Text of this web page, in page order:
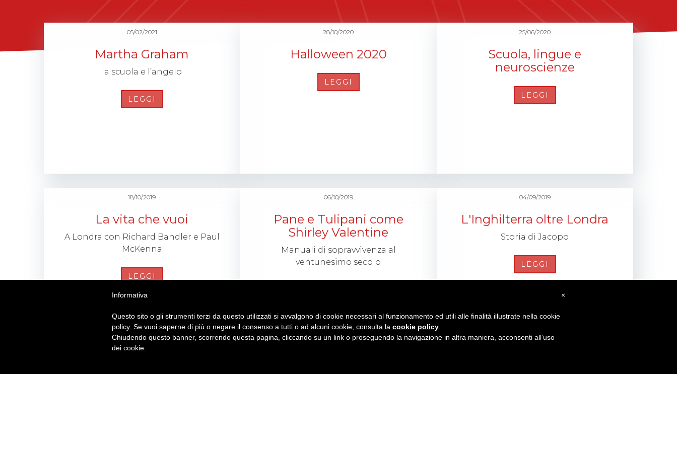
05/02/2021
Martha Graham
la scuola e l’angelo
LEGGI
28/10/2020
Halloween 2020
LEGGI
25/06/2020
Scuola, lingue e
neuroscienze
LEGGI
18/10/2019
La vita che vuoi
A Londra con Richard Bandler e Paul
McKenna
LEGGI
06/10/2019
Pane e Tulipani come
Shirley Valentine
Manuali di sopravvivenza al
ventunesimo secolo
04/09/2019
L'Inghilterra oltre Londra
Storia di Jacopo
LEGGI
×
Informativa
Questo sito o gli strumenti terzi da questo utilizzati si avvalgono di cookie necessari al funzionamento ed utili alle finalità illustrate nella cookie
policy. Se vuoi saperne di più o negare il consenso a tutti o ad alcuni cookie, consulta la cookie policy
Chiudendo questo banner, scorrendo questa pagina, cliccando su un link o proseguendo la navigazione in altra maniera, acconsenti all’uso
dei cookie.